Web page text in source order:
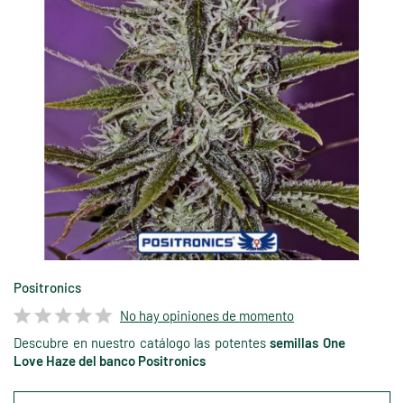
Positronics
No hay opiniones de momento
Descubre en nuestro catálogo las potentessemillas One
Love Haze del banco Positronics